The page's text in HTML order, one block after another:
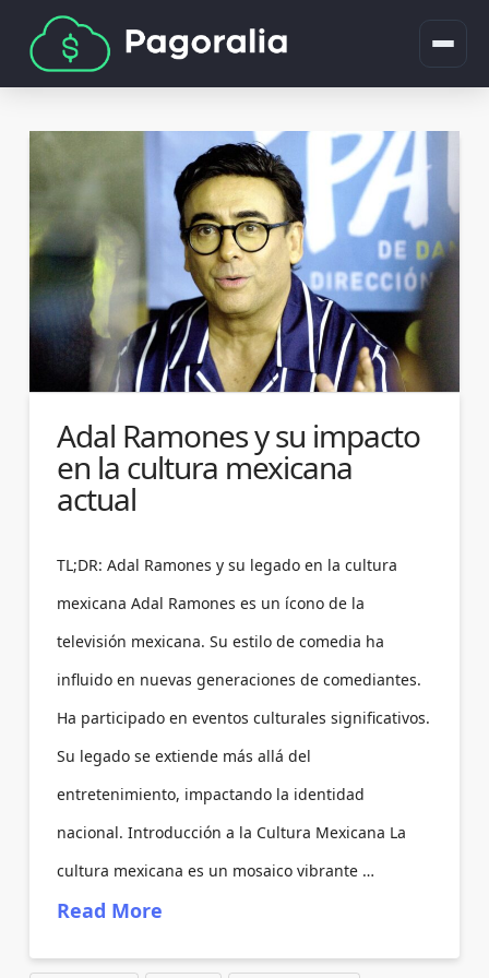
Adal Ramones y su impacto
en la cultura mexicana
actual
TL;DR: Adal Ramones y su legado en la cultura
mexicana Adal Ramones es un ícono de la
televisión mexicana. Su estilo de comedia ha
influido en nuevas generaciones de comediantes.
Ha participado en eventos culturales significativos.
Su legado se extiende más allá del
entretenimiento, impactando la identidad
nacional. Introducción a la Cultura Mexicana La
cultura mexicana es un mosaico vibrante …
Read More